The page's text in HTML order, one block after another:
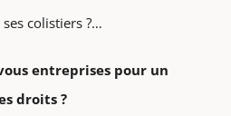
colistiers ?…
entreprises pour un
droits ?